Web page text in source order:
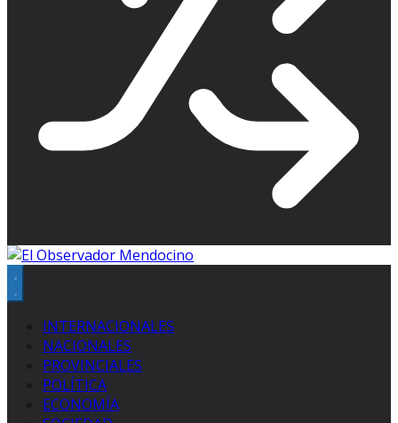
INTERNACIONALES
NACIONALES
PROVINCIALES
POLÍTICA
ECONOMÍA